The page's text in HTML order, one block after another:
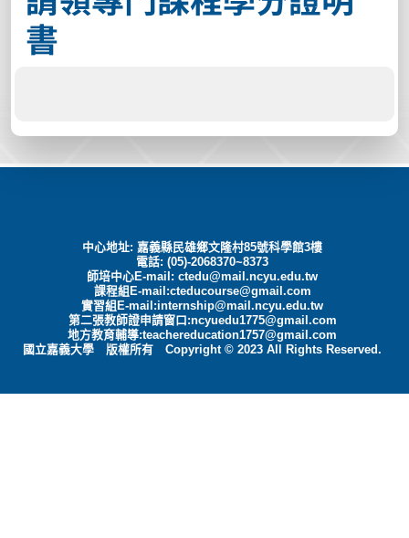
書
中心地址: 嘉義縣民雄鄉文隆村85號科學館3樓
電話: (05)-2068370~8373
師培中心E-mail:ctedu@mail.ncyu.edu.tw
課程組E-mail:cteducourse@gmail.com
實習組E-mail:internship@mail.ncyu.edu.tw
第二張教師證申請窗口:ncyuedu1775@gmail.com
地方教育輔導:teachereducation1757@gmail.com
國立嘉義大學 版權所有 Copyright © 2023 All Rights Reserved.